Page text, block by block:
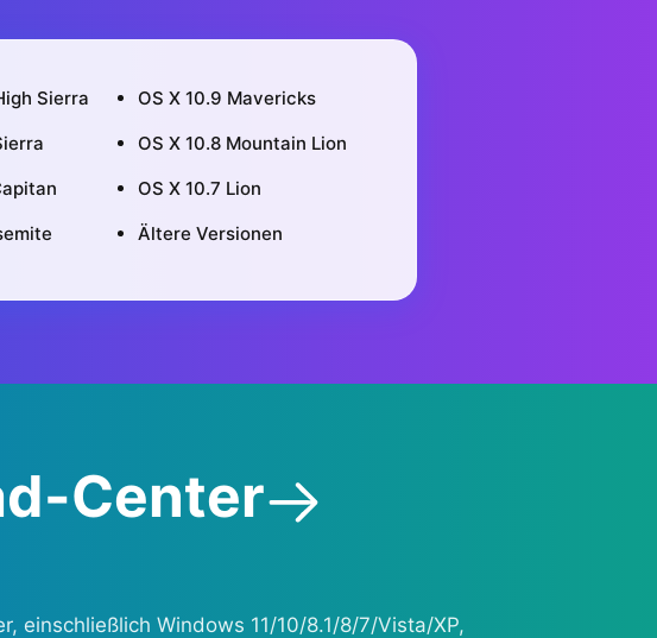
Sierra
OS X 10.9 Mavericks
OS X 10.8 Mountain Lion
OS X 10.7 Lion
Ältere Versionen
Center
einschließlich Windows 11/10/8.1/8/7/Vista/XP,